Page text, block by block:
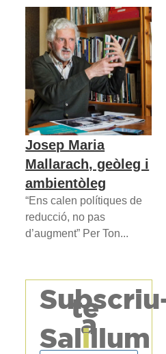
Josep Maria
Mallarach, geòleg i
ambientòleg
“Ens calen polítiques de
reducció, no pas
d’augment” Per Ton...
te
a
Salillum